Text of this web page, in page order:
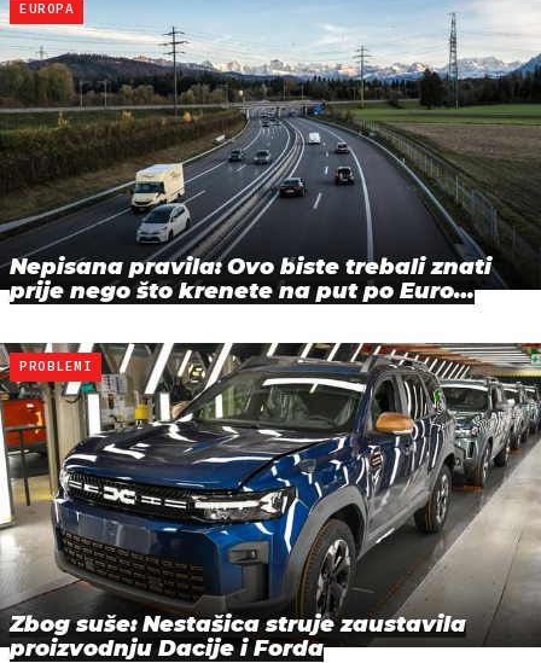
EUROPA
Nepisana pravila: Ovo biste trebali znati
prije nego što krenete na put po Euro…
PROBLEMI
Zbog suše: Nestašica struje zaustavila
proizvodnju Dacije i Forda